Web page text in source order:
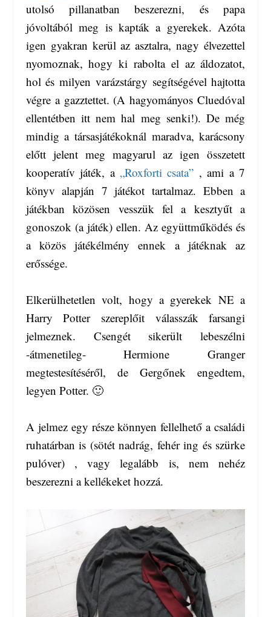
utolsó pillanatban beszerezni, és papa
jóvoltából meg is kapták a gyerekek. Azóta
igen gyakran kerül az asztalra, nagy élvezettel
nyomoznak, hogy ki rabolta el az áldozatot,
hol és milyen varázstárgy segítségével hajtotta
végre a gazztettet. (A hagyományos Cluedóval
ellentétben itt nem hal meg senki!). De még
mindig a társasjátékoknál maradva, karácsony
előtt jelent meg magyarul az igen összetett
kooperatív játék, a „Roxforti csata” , ami a 7
könyv alapján 7 játékot tartalmaz. Ebben a
játékban közösen vesszük fel a kesztyűt a
gonoszok (a játék) ellen. Az együttműködés és
a közös játékélmény ennek a játéknak az
erőssége.
Elkerülhetetlen volt, hogy a gyerekek NE a
Harry Potter szereplőit válasszák farsangi
jelmeznek. Csengét sikerült lebeszélni
-átmenetileg- Hermione Granger
megtestesítéséről, de Gergőnek engedtem,
legyen Potter. 🙂
A jelmez egy része könnyen fellelhető a családi
ruhatárban is (sötét nadrág, fehér ing és szürke
pulóver) , vagy legalább is, nem nehéz
beszerezni a kellékeket hozzá.